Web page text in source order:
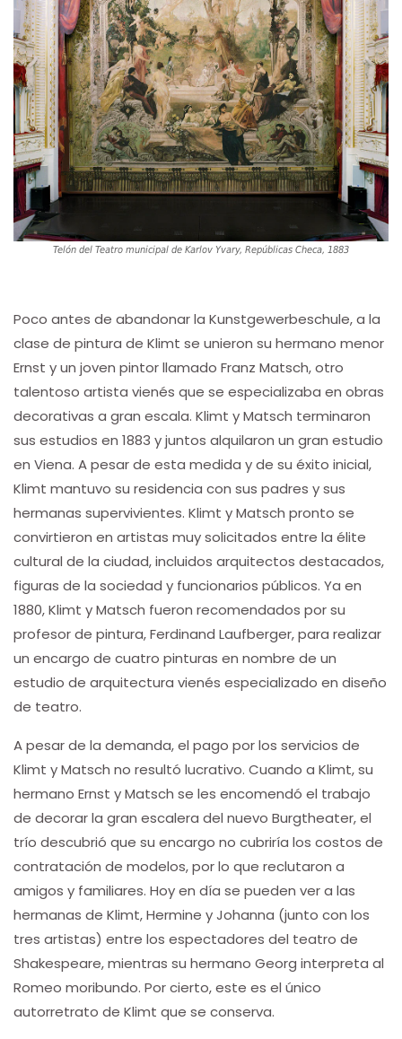
Telón del Teatro municipal de Karlov Yvary, Repúblicas Checa, 1883
Poco antes de abandonar la Kunstgewerbeschule, a la
clase de pintura de Klimt se unieron su hermano menor
Ernst y un joven pintor llamado Franz Matsch, otro
talentoso artista vienés que se especializaba en obras
decorativas a gran escala. Klimt y Matsch terminaron
sus estudios en 1883 y juntos alquilaron un gran estudio
en Viena. A pesar de esta medida y de su éxito inicial,
Klimt mantuvo su residencia con sus padres y sus
hermanas supervivientes. Klimt y Matsch pronto se
convirtieron en artistas muy solicitados entre la élite
cultural de la ciudad, incluidos arquitectos destacados,
figuras de la sociedad y funcionarios públicos. Ya en
1880, Klimt y Matsch fueron recomendados por su
profesor de pintura, Ferdinand Laufberger, para realizar
un encargo de cuatro pinturas en nombre de un
estudio de arquitectura vienés especializado en diseño
de teatro.
A pesar de la demanda, el pago por los servicios de
Klimt y Matsch no resultó lucrativo. Cuando a Klimt, su
hermano Ernst y Matsch se les encomendó el trabajo
de decorar la gran escalera del nuevo Burgtheater, el
trío descubrió que su encargo no cubriría los costos de
contratación de modelos, por lo que reclutaron a
amigos y familiares. Hoy en día se pueden ver a las
hermanas de Klimt, Hermine y Johanna (junto con los
tres artistas) entre los espectadores del teatro de
Shakespeare, mientras su hermano Georg interpreta al
Romeo moribundo. Por cierto, este es el único
autorretrato de Klimt que se conserva.